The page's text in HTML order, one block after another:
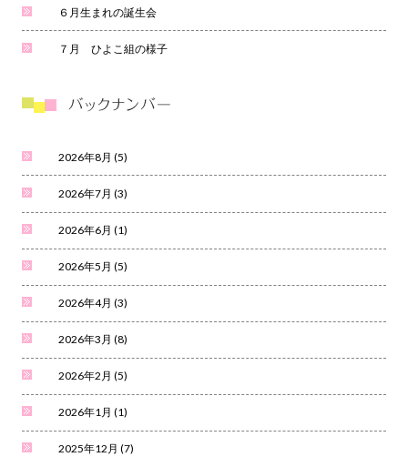
６月生まれの誕生会
７月 ひよこ組の様子
2026年8月 (5)
2026年7月 (3)
2026年6月 (1)
2026年5月 (5)
2026年4月 (3)
2026年3月 (8)
2026年2月 (5)
2026年1月 (1)
2025年12月 (7)